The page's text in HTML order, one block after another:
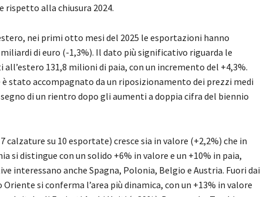
rispetto alla chiusura 2024.
nei primi otto mesi del 2025 le esportazioni hanno
di euro (-1,3%). Il dato più significativo riguarda le
131,8 milioni di paia, con un incremento del +4,3%.
stato accompagnato da un riposizionamento dei prezzi medi
di un rientro dopo gli aumenti a doppia cifra del biennio
7 calzature su 10 esportate) cresce sia in valore (+2,2%) che in
si distingue con un solido +6% in valore e un +10% in paia,
interessano anche Spagna, Polonia, Belgio e Austria. Fuori dai
si conferma l’area più dinamica, con un +13% in valore